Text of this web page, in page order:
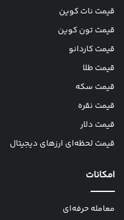
قیمت نات کوین
قیمت تون کوین
قیمت کاردانو
قیمت طلا
قیمت سکه
قیمت نقره
قیمت دلار
قیمت لحظه‌ای ارزهای دیجیتال
امکانات
معامله حرفه‌ای